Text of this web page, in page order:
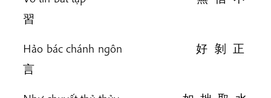
習
Hảo bác chánh ngôn 好 剝 正
言